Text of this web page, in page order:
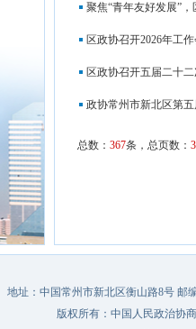
聚焦“青年友好发展”
区政协召开2026年工
区政协召开五届二十
政协常州市新北区第
总数： 367条，总页数：
地址：中国常州市新北区衡山路8号 邮
版权所有：中国人民政治协